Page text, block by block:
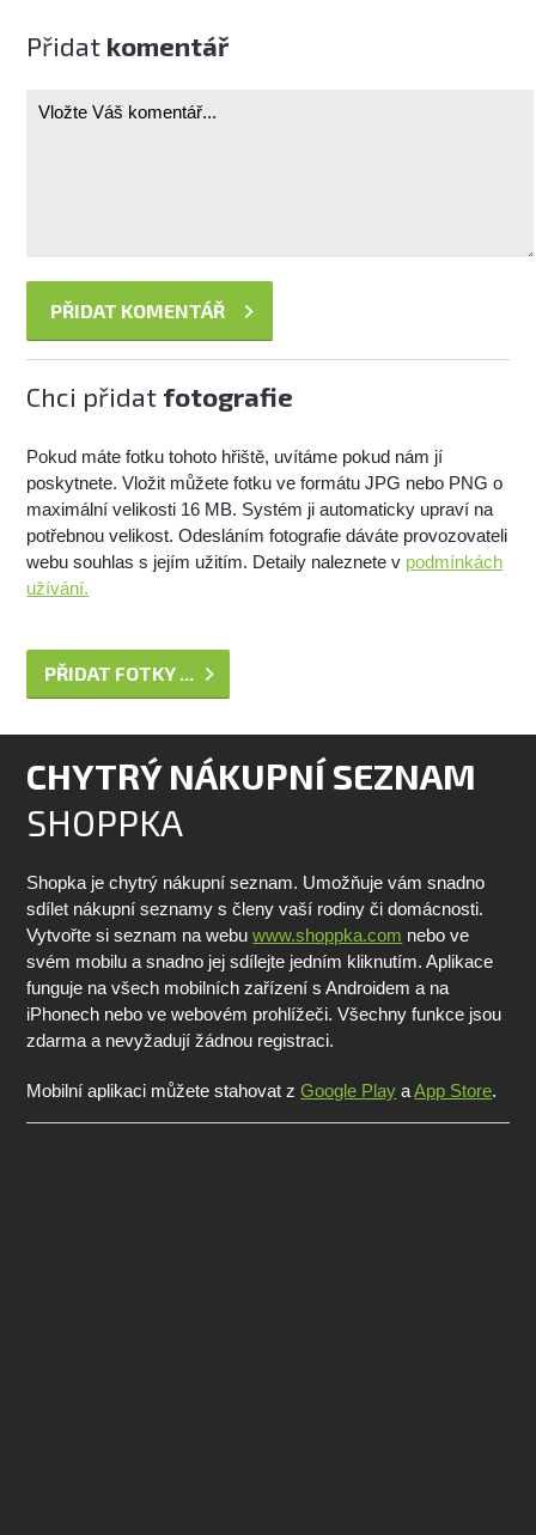
Přidat komentář
Chci přidat fotografie
Pokud máte fotku tohoto hřiště, uvítáme pokud nám jí
poskytnete. Vložit můžete fotku ve formátu JPG nebo PNG o
maximální velikosti 16 MB. Systém ji automaticky upraví na
potřebnou velikost. Odesláním fotografie dáváte provozovateli
webu souhlas s jejím užitím. Detaily naleznete v podmínkách
užívání.
PŘIDAT FOTKY ...
CHYTRÝ NÁKUPNÍ SEZNAM
SHOPPKA
Shopka je chytrý nákupní seznam. Umožňuje vám snadno
sdílet nákupní seznamy s členy vaší rodiny či domácnosti.
Vytvořte si seznam na webuwww.shoppka.com nebo ve
svém mobilu a snadno jej sdílejte jedním kliknutím. Aplikace
funguje na všech mobilních zařízení s Androidem a na
iPhonech nebo ve webovém prohlížeči. Všechny funkce jsou
zdarma a nevyžadují žádnou registraci.
Mobilní aplikaci můžete stahovat zGoogle Play aApp Store.